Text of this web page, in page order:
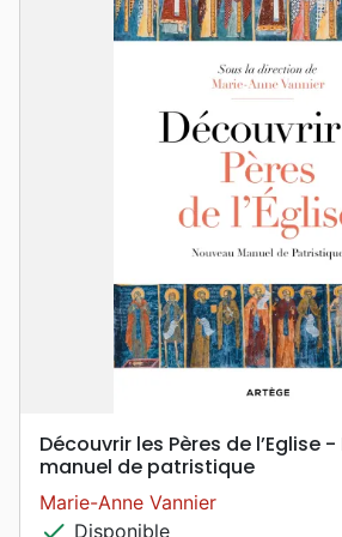
Découvrir les Pères de l’Eglise
manuel de patristique
Marie-Anne Vannier
check Disponible